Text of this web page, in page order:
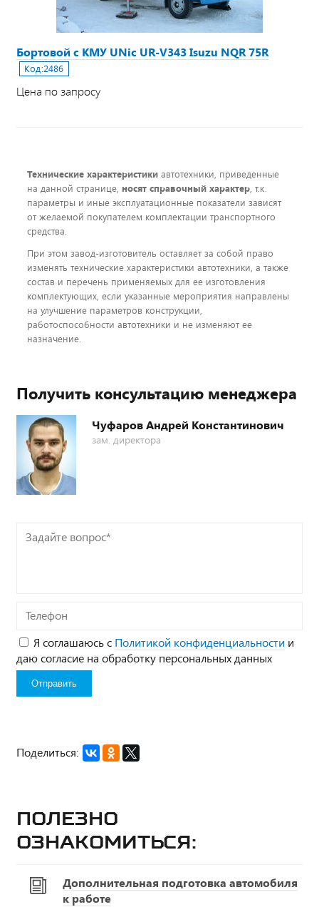
Бортовой с КМУ UNic UR-V343 Isuzu NQR 75R
Код:2486
Цена по запросу
Технические характеристики автотехники, приведенные
на данной странице, носят справочный характер, т.к.
параметры и иные эксплуатационные показатели зависят
от желаемой покупателем комплектации транспортного
средства.
При этом завод-изготовитель оставляет за собой право
изменять технические характеристики автотехники, а также
состав и перечень применяемых для ее изготовления
комплектующих, если указанные мероприятия направлены
на улучшение параметров конструкции,
работоспособности автотехники и не изменяют ее
назначение.
Получить консультацию менеджера
Чуфаров Андрей Константинович
зам. директора
Задайте
вопрос*
Телефон
Я соглашаюсь с Политикой конфиденциальности и
даю согласие на обработку персональных данных
Поделиться:
Полезно
ознакомиться:
Дополнительная подготовка автомобиля
к работе